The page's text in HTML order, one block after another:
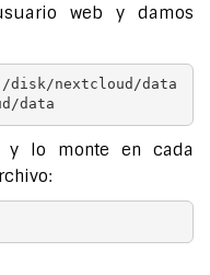
web y damos
/disk/nextcloud/data
data
y lo monte en cada